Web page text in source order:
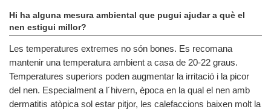
Hi ha alguna mesura ambiental que pugui ajudar a què el
nen estigui millor?
Les temperatures extremes no són bones. Es recomana
mantenir una temperatura ambient a casa de 20-22 graus.
Temperatures superiors poden augmentar la irritació i la picor
del nen. Especialment a l´hivern, època en la qual el nen amb
dermatitis atòpica sol estar pitjor, les calefaccions baixen molt la